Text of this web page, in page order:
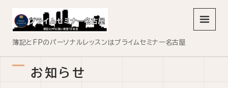
簿記とFPのパーソナルレッスンはプライムセミナー名古屋
メニュ
お知らせ